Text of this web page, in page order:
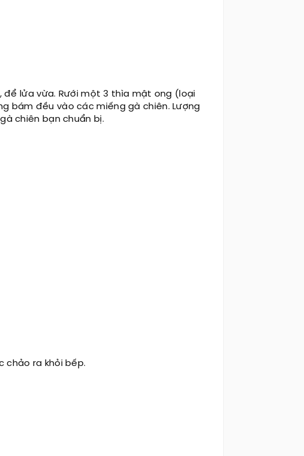
để lửa vừa. Rưới một 3 thìa mật ong (loại
bám đều vào các miếng gà chiên. Lượng
chiên bạn chuẩn bị.
chảo ra khỏi bếp.